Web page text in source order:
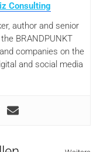
Consulting
author and senior
BRANDPUNKT
companies on the
and social media